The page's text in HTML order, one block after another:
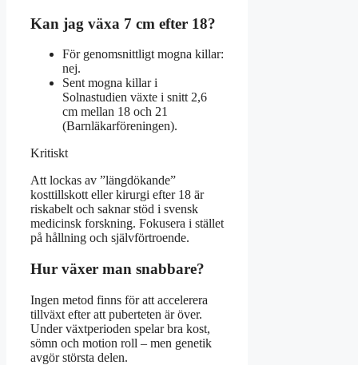
Kan jag växa 7 cm efter 18?
För genomsnittligt mogna killar:
nej.
Sent mogna killar i
Solnastudien växte i snitt 2,6
cm mellan 18 och 21
(Barnläkarföreningen).
Kritiskt
Att lockas av ”längdökande”
kosttillskott eller kirurgi efter 18 är
riskabelt och saknar stöd i svensk
medicinsk forskning. Fokusera i stället
på hållning och självförtroende.
Hur växer man snabbare?
Ingen metod finns för att accelerera
tillväxt efter att puberteten är över.
Under växtperioden spelar bra kost,
sömn och motion roll – men genetik
avgör största delen.